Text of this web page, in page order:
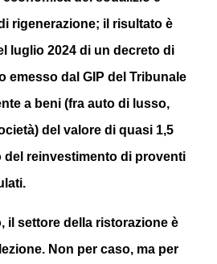
rigenerazione; il risultato è
luglio 2024 di un decreto di
emesso dal GIP del Tribunale
a beni (fra auto di lusso,
del valore di quasi 1,5
del reinvestimento di proventi
il settore della ristorazione è
Non per caso, ma per